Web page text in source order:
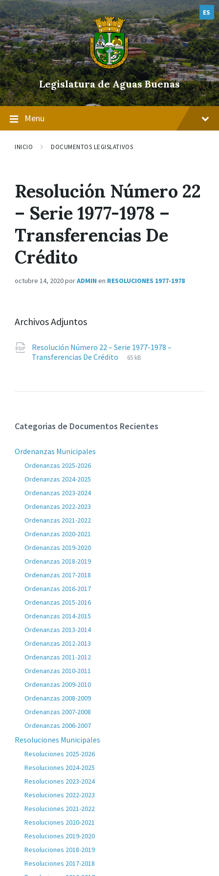
Skip
to
content
Skip
to
main
navigation
Skip
to
footer
ES
Legislatura de Aguas Buenas
Menu
INICIO DOCUMENTOS LEGISLATIVOS
Resolución Número 22
– Serie 1977-1978 –
Transferencias De
Crédito
octubre 14, 2020porADMIN en RESOLUCIONES 1977-1978
Archivos Adjuntos
Resolución Número 22 – Serie 1977-1978 –
Transferencias De Crédito
Extensiones
pdf
Tamaño
65 kB
Categorias de Documentos Recientes
Ordenanzas Municipales
Ordenanzas 2025-2026
Ordenanzas 2024-2025
Ordenanzas 2023-2024
Ordenanzas 2022-2023
Ordenanzas 2021-2022
Ordenanzas 2020-2021
Ordenanzas 2019-2020
Ordenanzas 2018-2019
Ordenanzas 2017-2018
Ordenanzas 2016-2017
Ordenanzas 2015-2016
Ordenanzas 2014-2015
Ordenanzas 2013-2014
Ordenanzas 2012-2013
Ordenanzas 2011-2012
Ordenanzas 2010-2011
Ordenanzas 2009-2010
Ordenanzas 2008-2009
Ordenanzas 2007-2008
Ordenanzas 2006-2007
Resoluciones Municipales
Resoluciones 2025-2026
Resoluciones 2024-2025
Resoluciones 2023-2024
Resoluciones 2022-2023
Resoluciones 2021-2022
Resoluciones 2020-2021
Resoluciones 2019-2020
Resoluciones 2018-2019
Resoluciones 2017-2018